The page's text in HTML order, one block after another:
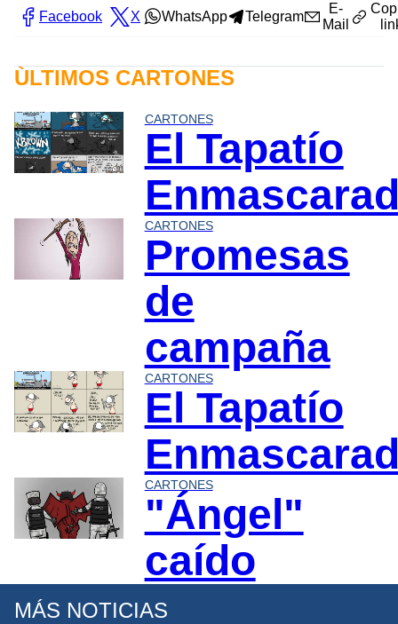
Facebook X WhatsApp Telegram
E-
Mail
ÙLTIMOS CARTONES
CARTONES
El Tapatío
CARTONES
Promesas
de
campaña
CARTONES
El Tapatío
CARTONES
"Ángel"
caído
MÁS NOTICIAS